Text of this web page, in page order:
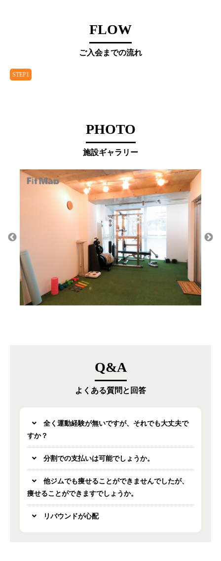
FLOW
ご入会までの流れ
STEP1
PHOTO
施設ギャラリー
Q&A
よくある質問と回答
全く運動経験が無いですが、それでも大丈夫で
すか？
分割での支払いは可能でしょうか。
他ジムでも痩せることができませんでしたが、
痩せることができますでしょうか。
リバウンドが心配